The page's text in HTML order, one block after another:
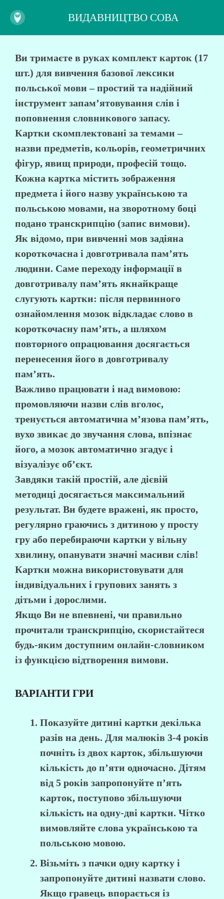
ВИДАВНИЦТВО СОВА
Ви тримаєте в руках комплект карток (17
шт.) для вивчення базової лексики
польської мови – простий та надійний
інструмент запам’ятовування слів і
поповнення словникового запасу.
Картки скомплектовані за темами –
назви предметів, кольорів, геометричних
фігур, явищ природи, професій тощо.
Кожна картка містить зображення
предмета і його назву українською та
польською мовами, на зворотному боці
подано транскрипцію (запис вимови).
Як відомо, при вивченні мов задіяна
короткочасна і довготривала пам’ять
людини. Саме переходу інформації в
довготривалу пам’ять якнайкраще
слугують картки: після первинного
ознайомлення мозок відкладає слово в
короткочасну пам’ять, а шляхом
повторного опрацювання досягається
перенесення його в довготривалу
пам’ять.
Важливо працювати і над вимовою:
промовляючи назви слів вголос,
тренується автоматична м’язова пам’ять,
вухо звикає до звучання слова, впізнає
його, а мозок автоматично згадує і
візуалізує об’єкт.
Завдяки такій простій, але дієвій
методиці досягається максимальний
результат. Ви будете вражені, як просто,
регулярно граючись з дитиною у просту
гру або перебираючи картки у вільну
хвилину, опанувати значні масиви слів!
Картки можна використовувати для
індивідуальних і групових занять з
дітьми і дорослими.
Якщо Ви не впевнені, чи правильно
прочитали транскрипцію, скористайтеся
будь-яким доступним онлайн-словником
із функцією відтворення вимови.
ВАРІАНТИ ГРИ
Показуйте дитині картки декілька
разів на день. Для малюків 3-4 років
почніть із двох карток, збільшуючи
кількість до п’яти одночасно. Дітям
від 5 років запропонуйте п’ять
карток, поступово збільшуючи
кількість на одну-дві картки. Чітко
вимовляйте слова українською та
польською мовою.
Візьміть з пачки одну картку і
запропонуйте дитині назвати слово.
Якщо гравець впорається із